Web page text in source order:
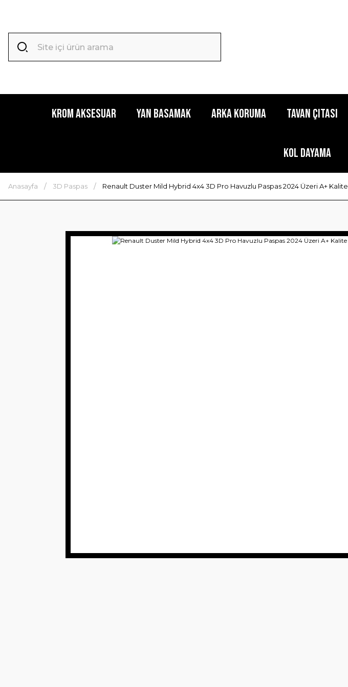
Krom Aksesuar Yan Basamak Arka Koruma Tavan Çıtası
Kol Dayama
Anasayfa 3D Paspas Renault Duster Mild Hybrid 4x4 3D Pro Havuzlu Paspas 2024 Üzeri A+ Kalite